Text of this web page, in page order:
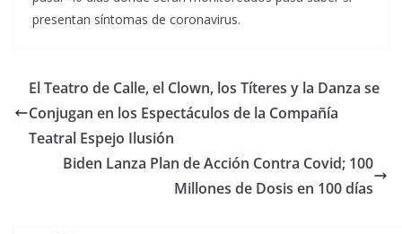
presentan síntomas de coronavirus.
El Teatro de Calle, el Clown, los Títeres y la Danza se
Conjugan en los Espectáculos de la Compañía
Teatral Espejo Ilusión
Biden Lanza Plan de Acción Contra Covid; 100
Millones de Dosis en 100 días